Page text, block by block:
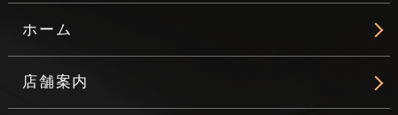
ホーム
店舗案内